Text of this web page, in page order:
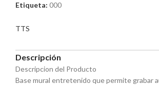
Etiqueta: 000
TTS
Descripción
Descripcion del Producto
Base mural entretenido que permite grabar